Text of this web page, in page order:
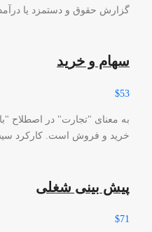
گزارش حقوق و دستمزد یا
سهام و خرید
$53
به معنای "تجارت" در اصطلاح
خرید و فروش است. کارکرد
پیش بینی شغلی
$71